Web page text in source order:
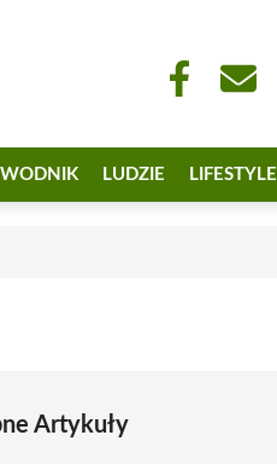
LUDZIE LIFESTYLE
Artykuły